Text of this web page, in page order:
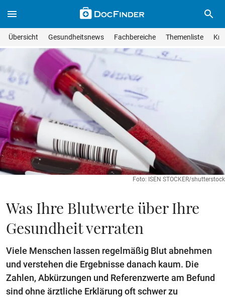
Übersicht Gesundheitsnews Fachbereiche Themenliste
Geben Sie Ihren Suchbegriff ein und drücken Sie die
Suche
Foto: ISEN STOCKER/shutterstock
Was Ihre Blutwerte über Ihre
Gesundheit verraten
Viele Menschen lassen regelmäßig Blut abnehmen
und verstehen die Ergebnisse danach kaum. Die
Zahlen, Abkürzungen und Referenzwerte am Befund
sind ohne ärztliche Erklärung oft schwer zu